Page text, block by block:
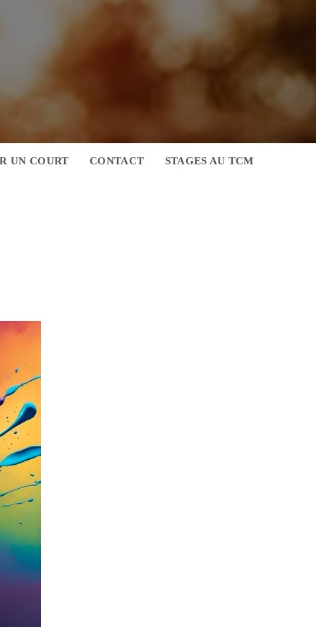
UN COURT CONTACT STAGES AU TCM